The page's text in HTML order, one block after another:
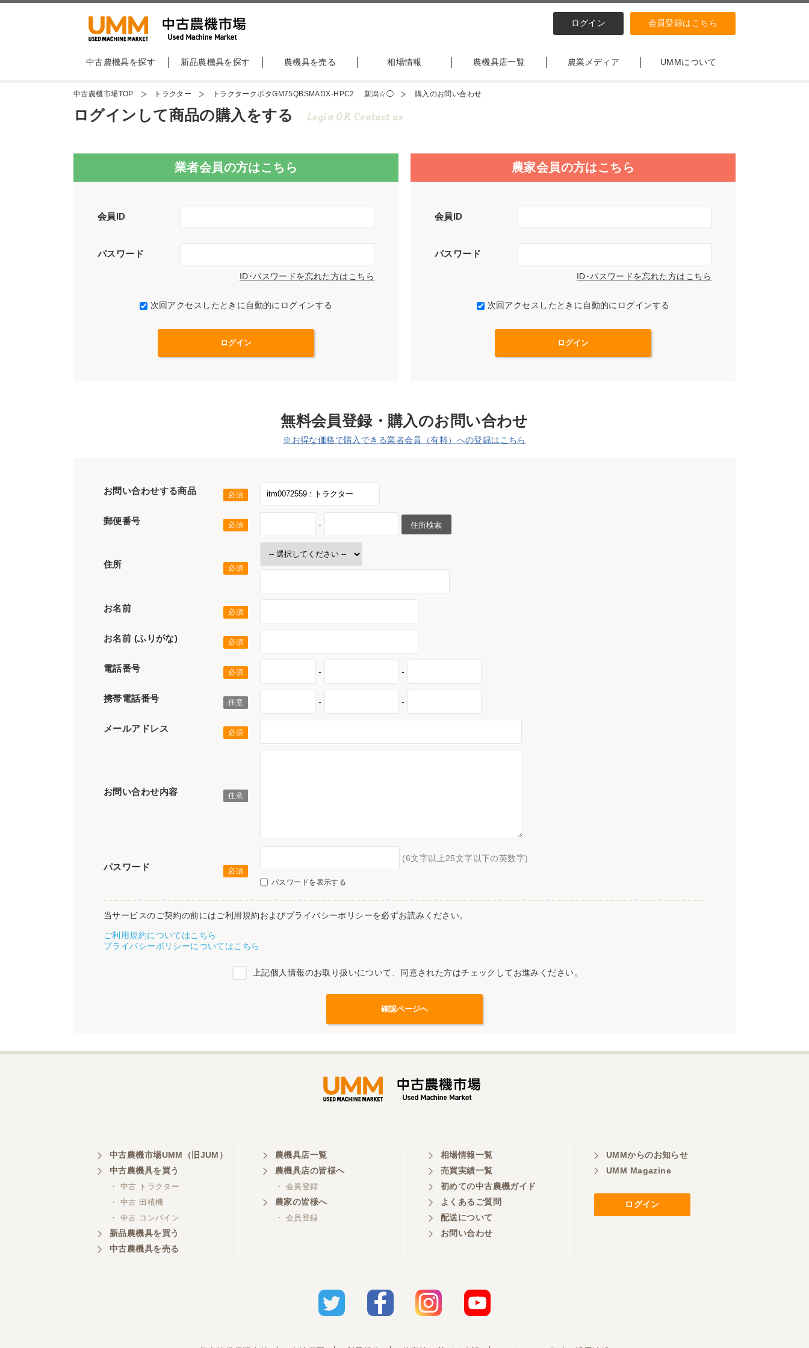
ログイン 会員登録はこちら
中古農機具を探す 新品農機具を探す 農機具を売る 相場情報 農機具店一覧 農業メディア UMMについて
中古農機市場TOP トラクター トラクタークボタGM75QBSMADX-HPC2 新潟☆◯ 購入のお問い合わせ
ログインして商品の購入をする Login OR Contact us
業者会員の方はこちら
会員ID
パスワード
ID･パスワードを忘れた方はこちら
次回アクセスしたときに自動的にログインする
農家会員の方はこちら
会員ID
パスワード
ID･パスワードを忘れた方はこちら
次回アクセスしたときに自動的にログインする
無料会員登録・購入のお問い合わせ
※お得な価格で購入できる業者会員（有料）への登録はこちら
お問い合わせする商品
郵便番号 - 住所検索
住所
お名前
お名前 (ふりがな)
電話番号 - -
携帯電話番号 - -
メールアドレス
お問い合わせ内容
パスワード
(6文字以上25文字以下の英数字)
パスワードを表示する
当サービスのご契約の前にはご利用規約およびプライバシーポリシーを必ずお読みください。
ご利用規約についてはこちら
プライバシーポリシーについてはこちら
上記個人情報のお取り扱いについて、同意された方はチェックしてお進みください。
中古農機市場UMM（旧JUM）
中古農機具を買う
・ 中古 トラクター
・ 中古 田植機
・ 中古 コンバイン
新品農機具を買う
中古農機具を売る
農機具店一覧
農機具店の皆様へ
・ 会員登録
農家の皆様へ
・ 会員登録
相場情報一覧
売買実績一覧
初めての中古農機ガイド
よくあるご質問
配送について
お問い合わせ
UMMからのお知らせ
UMM Magazine
ログイン